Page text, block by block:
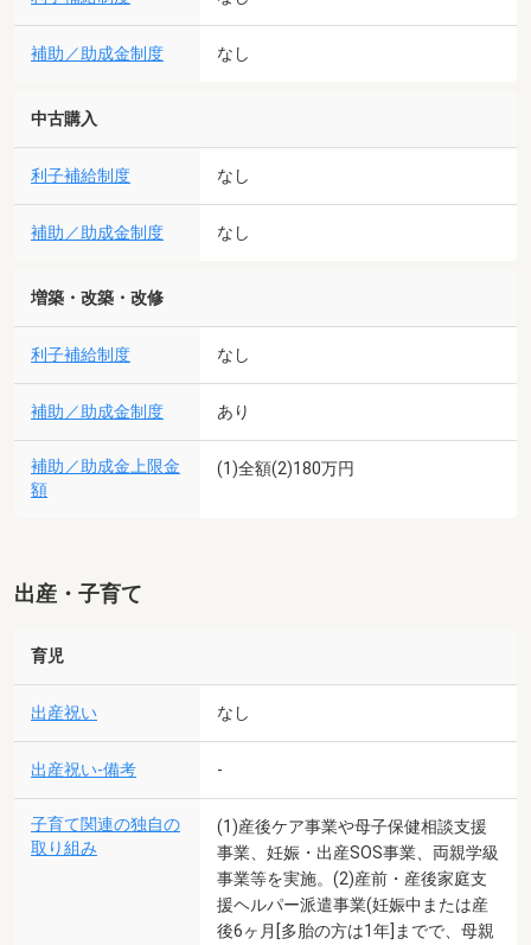
補助／助成金制度 なし
中古購入
利子補給制度 なし
補助／助成金制度 なし
増築・改築・改修
利子補給制度 なし
補助／助成金制度 あり
補助／助成金上限金
額
(1)全額(2)180万円
出産・子育て
育児
出産祝い なし
出産祝い-備考 -
子育て関連の独自の
取り組み
(1)産後ケア事業や母子保健相談支援
事業、妊娠・出産SOS事業、両親学級
事業等を実施。(2)産前・産後家庭支
援ヘルパー派遣事業(妊娠中または産
後6ヶ月[多胎の方は1年]までで、母親